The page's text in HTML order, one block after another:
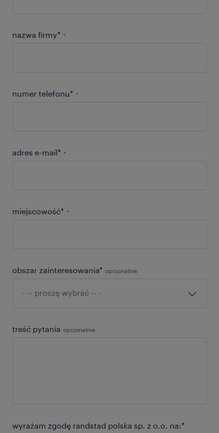
nazwa firmy* *
numer telefonu* *
adres e-mail* *
miejscowość* *
obszar zainteresowania* opcjonalnie
treść pytania opcjonalnie
wyrażam zgodę randstad polska sp. z o.o. na:*